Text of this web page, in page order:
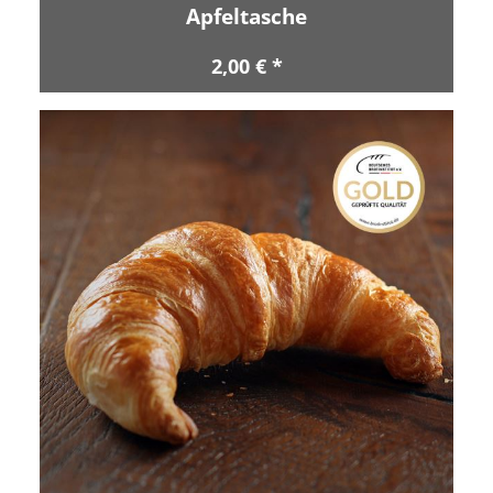
Apfeltasche
2,00 € *